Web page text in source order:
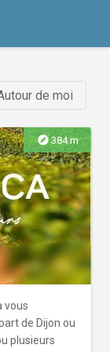
de moi
explore384 m
vous
de Dijon ou
plusieurs